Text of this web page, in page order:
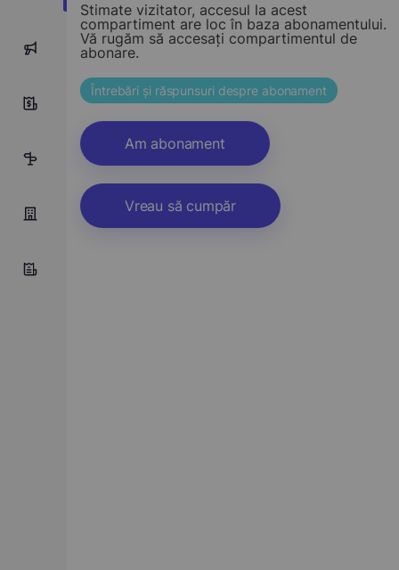
0
0
Stimate vizitator, accesul la acest
compartiment are loc în baza abonamentului.
Vă rugăm să accesați compartimentul de
abonare.
Întrebări și răspunsuri despre abonament
Am abonament
Vreau să cumpăr